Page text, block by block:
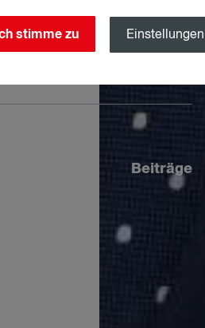
Directories
Global
Beiträge
stimme zu Einstellungen